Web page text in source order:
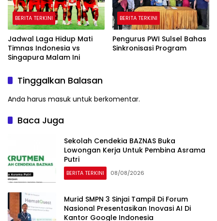
BERITA TERKINI
Jadwal Laga Hidup Mati
Timnas Indonesia vs
Singapura Malam Ini
BERITA TERKINI
Pengurus PWI Sulsel Bahas
Sinkronisasi Program
Tinggalkan Balasan
Anda harus masuk untuk berkomentar.
Baca Juga
Sekolah Cendekia BAZNAS Buka
Lowongan Kerja Untuk Pembina Asrama
Putri
BERITA TERKINI 08/08/2026
Murid SMPN 3 Sinjai Tampil Di Forum
Nasional Presentasikan Inovasi AI Di
Kantor Google Indonesia